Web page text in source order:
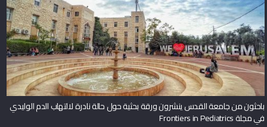
باحثون من جامعة القدس ينشرون ورقة بحثية حول حالة نادرة لالتهاب الدم الوليدي
في مجلة Frontiers in Pediatrics